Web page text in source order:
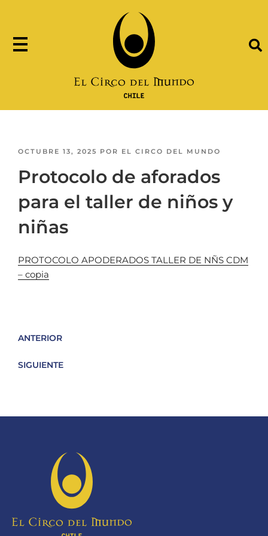
OCTUBRE 13, 2025 POR EL CIRCO DEL MUNDO
Protocolo de aforados
para el taller de niños y
niñas
PROTOCOLO APODERADOS TALLER DE NÑS CDM
– copia
ANTERIOR
SIGUIENTE